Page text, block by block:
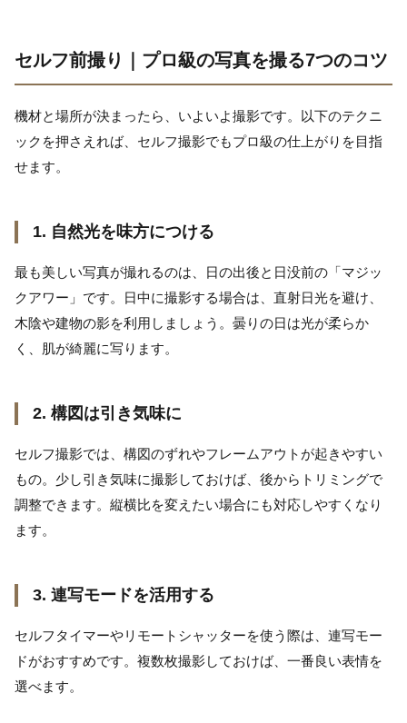
セルフ前撮り｜プロ級の写真を撮る7つのコツ
機材と場所が決まったら、いよいよ撮影です。以下のテクニ
ックを押さえれば、セルフ撮影でもプロ級の仕上がりを目指
せます。
1. 自然光を味方につける
最も美しい写真が撮れるのは、日の出後と日没前の「マジッ
クアワー」です。日中に撮影する場合は、直射日光を避け、
木陰や建物の影を利用しましょう。曇りの日は光が柔らか
く、肌が綺麗に写ります。
2. 構図は引き気味に
セルフ撮影では、構図のずれやフレームアウトが起きやすい
もの。少し引き気味に撮影しておけば、後からトリミングで
調整できます。縦横比を変えたい場合にも対応しやすくなり
ます。
3. 連写モードを活用する
セルフタイマーやリモートシャッターを使う際は、連写モー
ドがおすすめです。複数枚撮影しておけば、一番良い表情を
選べます。